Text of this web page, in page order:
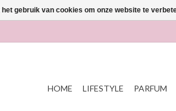
HOME LIFESTYLE PARFUM
gebruik van cookies om onze website te